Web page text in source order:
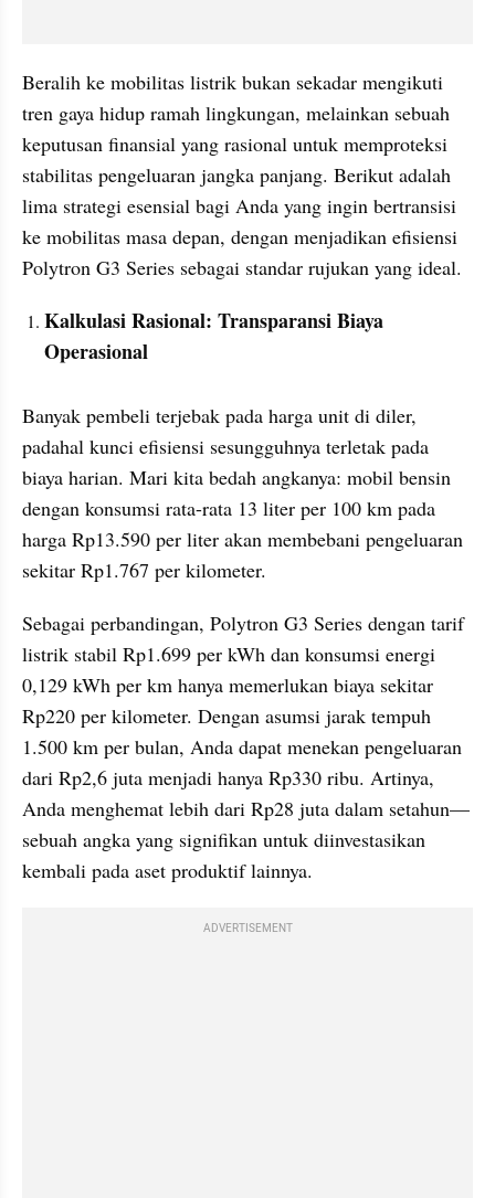
Beralih ke mobilitas listrik bukan sekadar mengikuti
tren gaya hidup ramah lingkungan, melainkan sebuah
keputusan finansial yang rasional untuk memproteksi
stabilitas pengeluaran jangka panjang. Berikut adalah
lima strategi esensial bagi Anda yang ingin bertransisi
ke mobilitas masa depan, dengan menjadikan efisiensi
Polytron G3 Series sebagai standar rujukan yang ideal.
Kalkulasi Rasional: Transparansi Biaya
Operasional
Banyak pembeli terjebak pada harga unit di diler,
padahal kunci efisiensi sesungguhnya terletak pada
biaya harian. Mari kita bedah angkanya: mobil bensin
dengan konsumsi rata-rata 13 liter per 100 km pada
harga Rp13.590 per liter akan membebani pengeluaran
sekitar Rp1.767 per kilometer.
Sebagai perbandingan, Polytron G3 Series dengan tarif
listrik stabil Rp1.699 per kWh dan konsumsi energi
0,129 kWh per km hanya memerlukan biaya sekitar
Rp220 per kilometer. Dengan asumsi jarak tempuh
1.500 km per bulan, Anda dapat menekan pengeluaran
dari Rp2,6 juta menjadi hanya Rp330 ribu. Artinya,
Anda menghemat lebih dari Rp28 juta dalam setahun—
sebuah angka yang signifikan untuk diinvestasikan
kembali pada aset produktif lainnya.
ADVERTISEMENT